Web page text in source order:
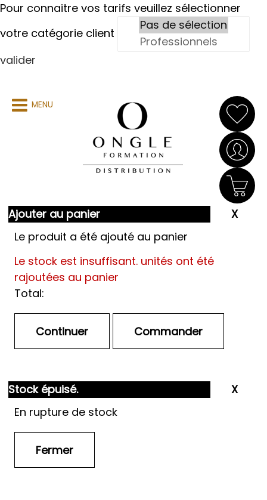
Pour connaitre vos tarifs veuillez sélectionner
votre catégorie client
valider
MENU
Ajouter au panier
Le produit a été ajouté au panier
Le stock est insuffisant. unités ont été
rajoutées au panier
Total:
Stock épuisé.
En rupture de stock